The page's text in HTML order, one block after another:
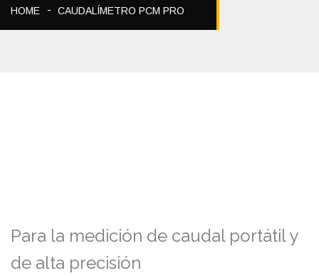
HOME CAUDALÍMETRO PCM PRO
Para la medición de caudal portátil y
de alta precisión